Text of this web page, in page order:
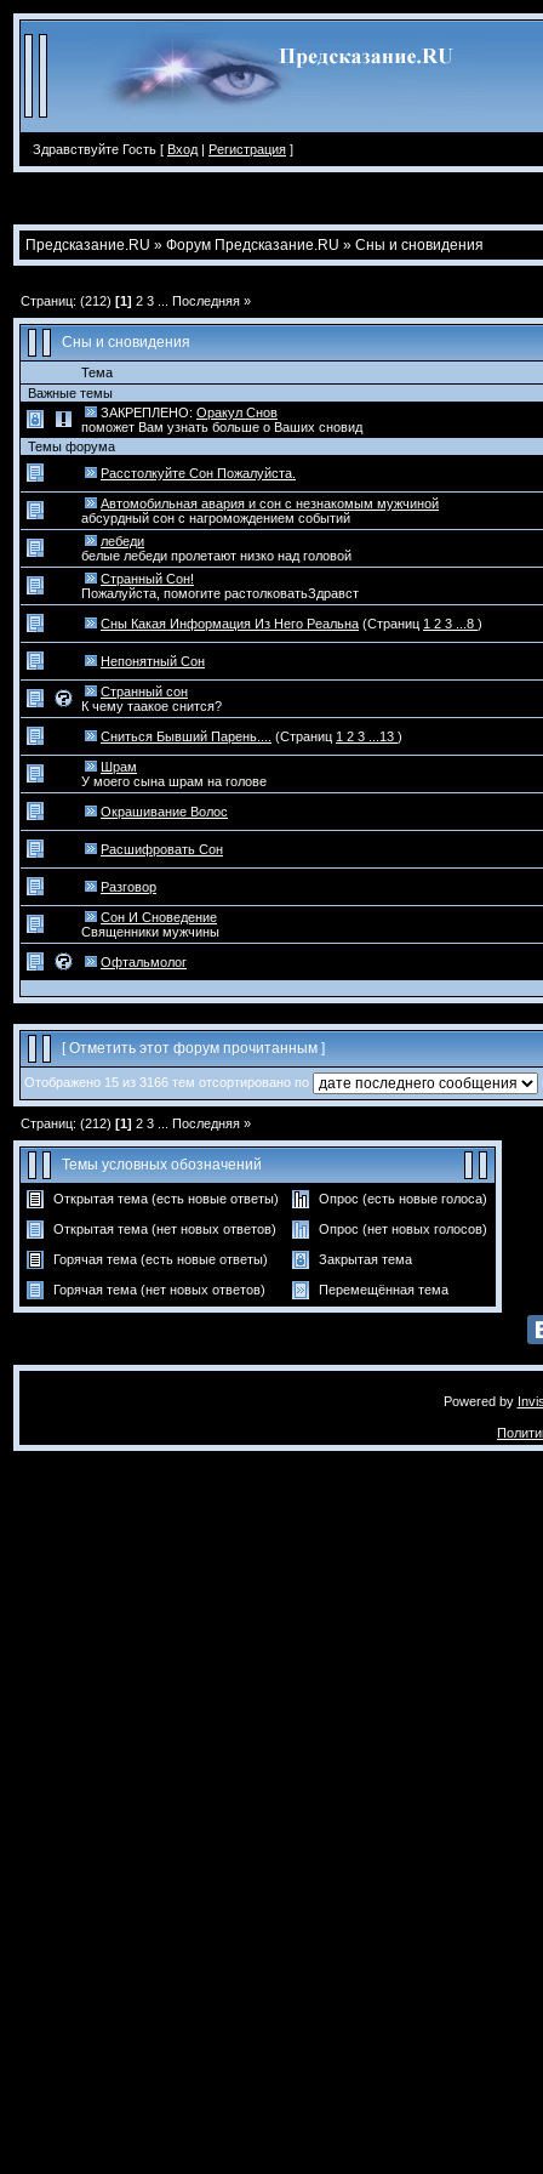
Здравствуйте Гость [ Вход | Регистрация ]
Предсказание.RU » Форум Предсказание.RU » Сны и сновидения
Страниц: (212) [1] 2 3 Последняя »
Сны и сновидения
Тема
Важные темы
ЗАКРЕПЛЕНО: Оракул Снов
поможет Вам узнать больше о Ваших сновид
Темы форума
Расстолкуйте Сон Пожалуйста.
Автомобильная авария и сон с незнакомым мужчиной
абсурдный сон с нагромождением событий
лебеди
белые лебеди пролетают низко над головой
Странный Сон!
Пожалуйста, помогите растолковатьЗдравст
Сны Какая Информация Из Него Реальна (Страниц 1 2 3 ...8 )
Непонятный Сон
Странный сон
К чему таакое снится?
Сниться Бывший Парень.... (Страниц 1 2 3 ...13 )
Шрам
У моего сына шрам на голове
Окрашивание Волос
Расшифровать Сон
Разговор
Сон И Сноведение
Священники мужчины
Офтальмолог
[Отметить этот форум прочитанным ]
Отображено 15 из 3166 тем отсортировано по
Страниц: (212) [1] 2 3 Последняя »
Темы условных обозначений
Открытая тема (есть новые ответы) Опрос (есть новые голоса)
Открытая тема (нет новых ответов) Опрос (нет новых голосов)
Горячая тема (есть новые ответы) Закрытая тема
Горячая тема (нет новых ответов) Перемещённая тема
Powered by